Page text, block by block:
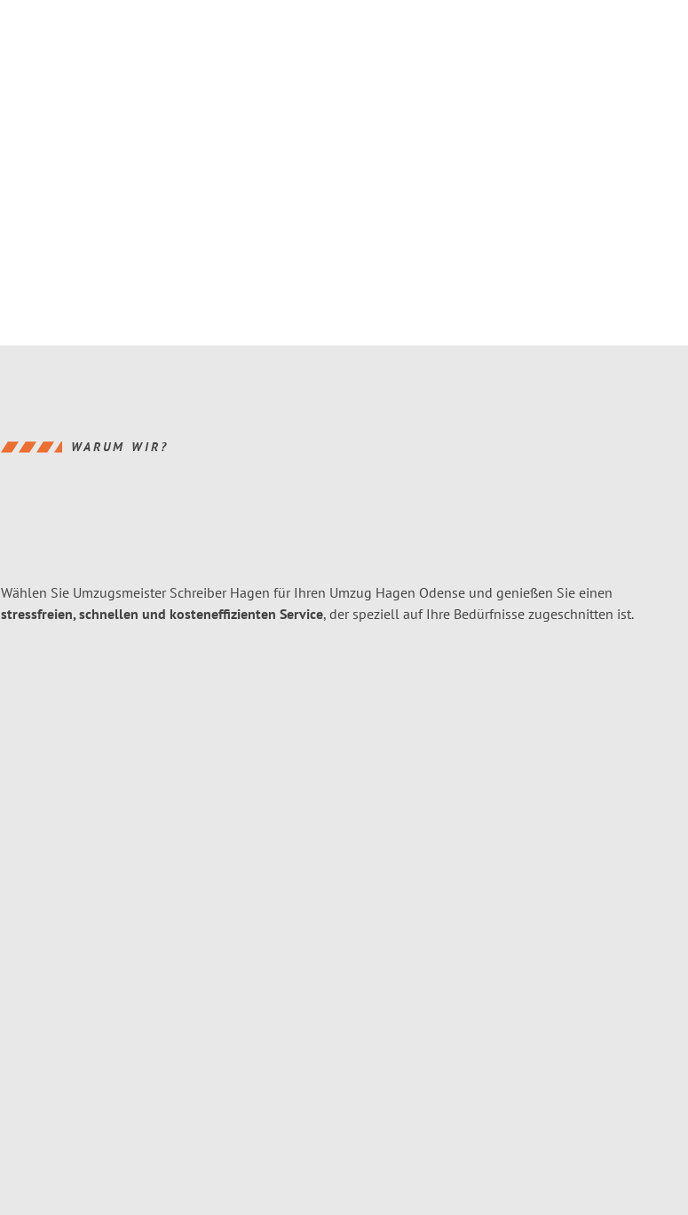
WARUM WIR?
Wählen Sie Umzugsmeister Schreiber Hagen für Ihren Umzug Hagen Odense und genießen Sie einen
stressfreien, schnellen und kosteneffizienten Service, der speziell auf Ihre Bedürfnisse zugeschnitten ist.